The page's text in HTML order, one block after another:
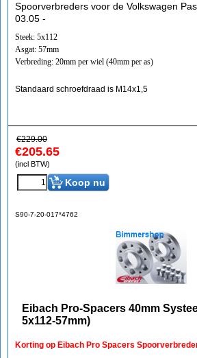
Spoorverbreders voor de Volkswagen
03.05 -
Steek: 5x112
Asgat: 57mm
Verbreding: 20mm per wiel (40mm per as)
Standaard schroefdraad is M14x1,5
€229.00
€205.65
(incl BTW)
Koop nu
S90-7-20-017*4762
Eibach Pro-Spacers 40mm
5x112-57mm)
Korting op Eibach Pro Spacers